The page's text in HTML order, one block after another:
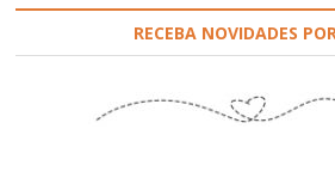
RECEBA NOVIDADES